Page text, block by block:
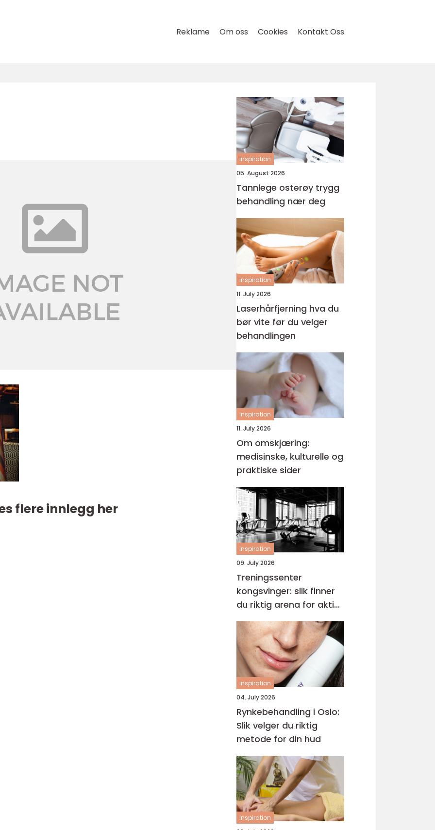
Reklame Om oss Cookies Kontakt Oss
flere innlegg her
inspiration
05. August 2026
Tannlege osterøy trygg
behandling nær deg
inspiration
11. July 2026
Laserhårfjerning hva du
bør vite før du velger
behandlingen
inspiration
11. July 2026
Om omskjæring:
medisinske, kulturelle og
praktiske sider
inspiration
09. July 2026
Treningssenter
kongsvinger: slik finner
du riktig arena for aktiv
hverdag
inspiration
04. July 2026
Rynkebehandling i Oslo:
Slik velger du riktig
metode for din hud
inspiration